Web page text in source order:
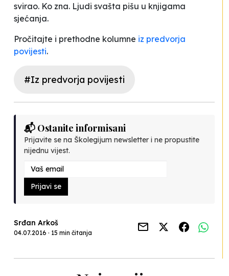
svirao. Ko zna. Ljudi svašta pišu u knjigama
sjećanja.
Pročitajte i prethodne kolumne iz predvorja
povijesti.
#Iz predvorja povijesti
📬 Ostanite informisani
Prijavite se na Školegijum newsletter i ne propustite
nijednu vijest.
Prijavi se
Srđan Arkoš
04.07.2016 · 15 min čitanja